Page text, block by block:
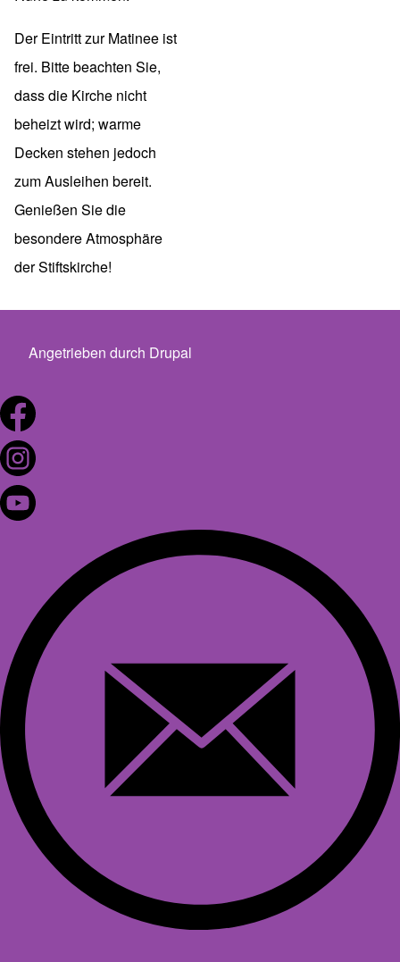
Der Eintritt zur Matinee ist
frei. Bitte beachten Sie,
dass die Kirche nicht
beheizt wird; warme
Decken stehen jedoch
zum Ausleihen bereit.
Genießen Sie die
besondere Atmosphäre
der Stiftskirche!
Angetrieben durch Drupal